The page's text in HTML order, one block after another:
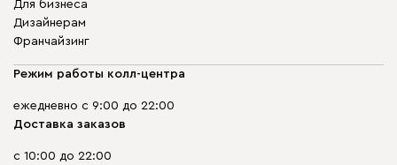
Для бизнеса
Дизайнерам
Франчайзинг
Режим работы колл-центра
ежедневно с 9:00 до 22:00
Доставка заказов
с 10:00 до 22:00